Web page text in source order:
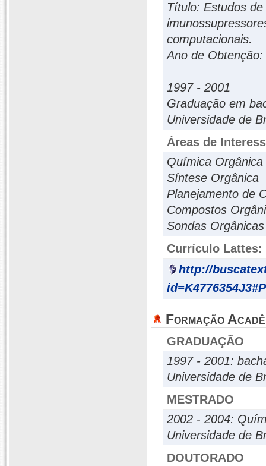
Título: Estudos
computacionais.
Ano de Obtenção:
1997 - 2001
Graduação em
Universidade de
Áreas de
Química Orgânica
Síntese Orgânica
Planejamento de
Compostos
Sondas
Currículo Lattes:
http://
Formação
GRADUAÇÃO
1997 - 2001:
Universidade de
MESTRADO
2002 - 2004:
Universidade de
DOUTORADO